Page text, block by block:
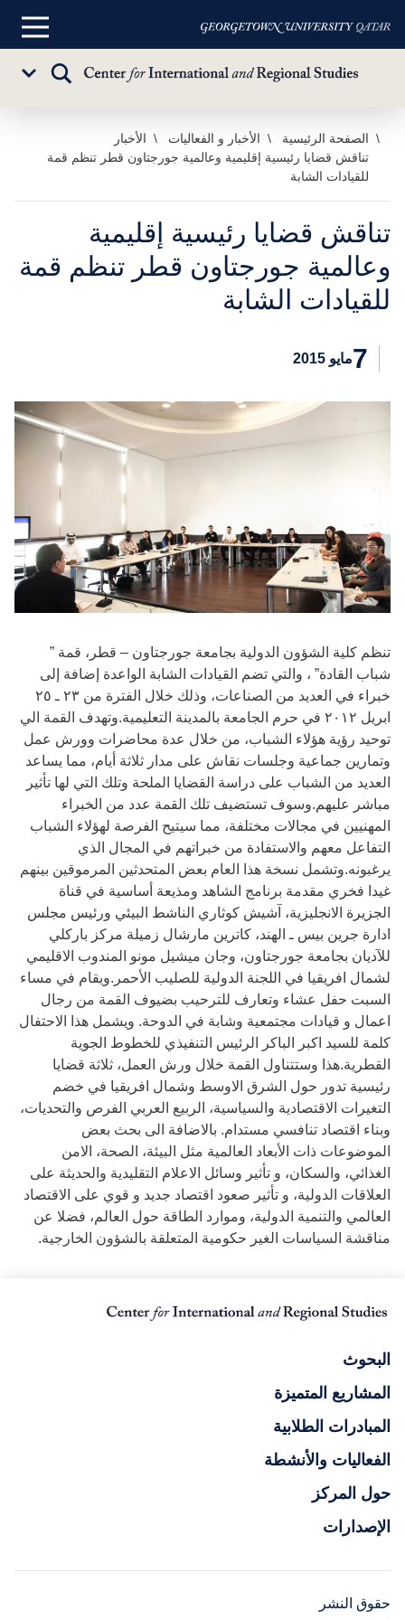
تخطي
المحتوى
الرئيسي
القائمة
تبديل
الصفحة الرئيسية الأخبار و الفعاليات
الأخبار
تناقش قضايا رئيسية إقليمية وعالمية جورجتاون قطر تنظم قمة
للقيادات الشابة
تناقش قضايا رئيسية إقليمية
وعالمية جورجتاون قطر تنظم قمة
للقيادات الشابة
7مايو 2015
تنظم كلية الشؤون الدولية بجامعة جورجتاون – قطر، قمة ”
شباب القادة” ، والتي تضم القيادات الشابة الواعدة إضافة إلى
خبراء في العديد من الصناعات، وذلك خلال الفترة من ٢٣ ـ ٢٥
ابريل ٢٠١٢ في حرم الجامعة بالمدينة التعليمية.وتهدف القمة الي
توحيد رؤية هؤلاء الشباب، من خلال عدة محاضرات وورش عمل
وتمارين جماعية وجلسات نقاش على مدار ثلاثة أيام، مما يساعد
العديد من الشباب على دراسة القضايا الملحة وتلك التي لها تأثير
مباشر عليهم.وسوف تستضيف تلك القمة عدد من الخبراء
المهنيين في مجالات مختلفة، مما سيتيح الفرصة لهؤلاء الشباب
التفاعل معهم والاستفادة من خبراتهم في المجال الذي
يرغبونه.وتشمل نسخة هذا العام بعض المتحدثين المرموقين بينهم
غيدا فخري مقدمة برنامج الشاهد ومذيعة أساسية في قناة
الجزيرة الانجليزية، آشيش كوثاري الناشط البيئي ورئيس مجلس
ادارة جرين بيس ـ الهند، كاترين مارشال زميلة مركز باركلي
للآديان بجامعة جورجتاون، وجان ميشيل مونو المندوب الاقليمي
لشمال افريقيا في اللجنة الدولية للصليب الأحمر.ويقام في مساء
السبت حفل عشاء وتعارف للترحيب بضيوف القمة من رجال
اعمال و قيادات مجتمعية وشابة في الدوحة. ويشمل هذا الاحتفال
كلمة للسيد اكبر الباكر الرئيس التنفيذي للخطوط الجوية
القطرية.هذا وستتناول القمة خلال ورش العمل، ثلاثة قضايا
رئيسية تدور حول الشرق الاوسط وشمال افريقيا في خضم
التغيرات الاقتصادية والسياسية، الربيع العربي الفرص والتحديات،
وبناء اقتصاد تنافسي مستدام. بالاضافة الى بحث بعض
الموضوعات ذات الأبعاد العالمية مثل البيئة، الصحة، الامن
الغذائي، والسكان، و تأثير وسائل الاعلام التقليدية والحديثة على
العلاقات الدولية، و تأثير صعود اقتصاد جديد و قوي على الاقتصاد
العالمي والتنمية الدولية، وموارد الطاقة حول العالم، فضلا عن
مناقشة السياسات الغير حكومية المتعلقة بالشؤون الخارجية.
البحوث
المشاريع المتميزة
المبادرات الطلابية
الفعاليات والأنشطة
حول المركز
الإصدارات
حقوق النشر